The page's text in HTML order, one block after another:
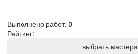
Выполнено работ: 0
Рейтинг:
выбрать мастера